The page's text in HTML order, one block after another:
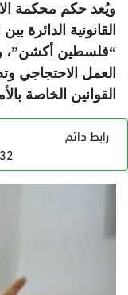
ويُعد حكم محكمة
القانونية الدائرة
“فلسطين أكشن”،
العمل الاحتجاجي
القوانين الخاصة
رابط دائم